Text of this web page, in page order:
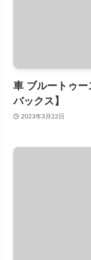
車 ブルートゥ
バックス】
2023年3月22日